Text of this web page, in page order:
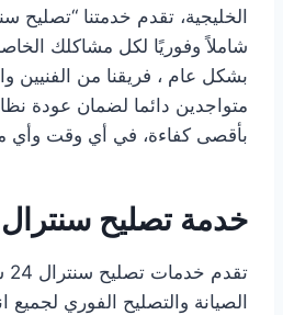
شاملاً وفوريًا لكل مشاكلك
بشكل عام ، فريقنا من الفنيين
متواجدين دائما لضمان عودة
بأقصى كفاءة، في أي وقت وأي
خدمة تصليح سنترال 24 ساعه
الصيانة والتصليح الفوري لجميع